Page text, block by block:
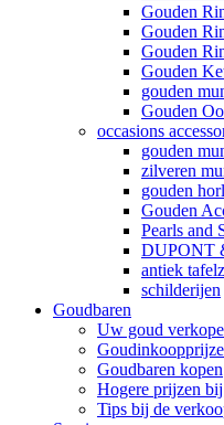
Gouden
Gouden
Gouden
Gouden
gouden
Gouden
occasions
gouden
zilveren
gouden
Gouden
Pearls and
DUPONT
antiek
schilderijen
Goudbaren
Uw goud
Goudbaren kopen
Hogere prijzen
Tips bij de